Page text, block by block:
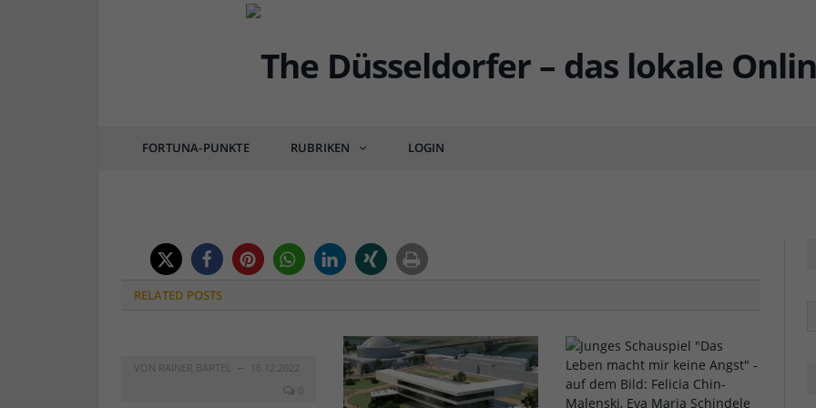
FORTUNA-PUNKTE RUBRIKEN LOGIN
RELATED POSTS
VON RAINER BARTEL
16.12.2022
0